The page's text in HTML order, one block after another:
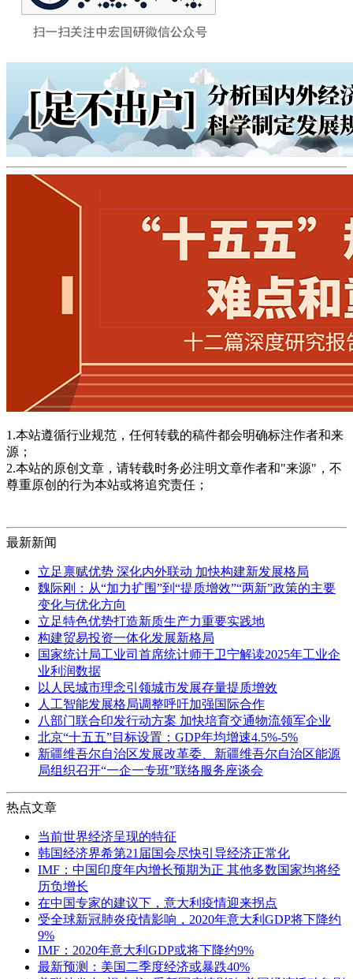
1.本站遵循行业规范，任何转载的稿件都会明确标注作者和来
源；
2.本站的原创文章，请转载时务必注明文章作者和"来源"，不
尊重原创的行为本站或将追究责任；
最新新闻
立足禀赋优势 深化内外联动 加快构建新发展格局
魏际刚：从“加力扩围”到“提质增效”“两新”政策的主要
变化与优化方向
立足特色优势打造新质生产力重要实践地
构建贸易投资一体化发展新格局
国家统计局工业司首席统计师于卫宁解读2025年工业企
业利润数据
以人民城市理念引领城市发展存量提质增效
人工智能发展格局调整呼吁加强国际合作
八部门联合印发行动方案 加快培育交通物流领军企业
北京“十五五”目标设置：GDP年均增速4.5%-5%
新疆维吾尔自治区发展改革委、新疆维吾尔自治区能源
局组织召开“一企一专班”联络服务座谈会
热点文章
当前世界经济呈现的特征
韩国经济界希第21届国会尽快引导经济正常化
IMF：中国印度年内增长预期为正 其他多数国家均将经
历负增长
在中国专家的建议下，意大利疫情迎来拐点
受全球新冠肺炎疫情影响，2020年意大利GDP将下降约
9%
IMF：2020年意大利GDP或将下降约9%
最新预测：美国二季度经济或暴跌40%